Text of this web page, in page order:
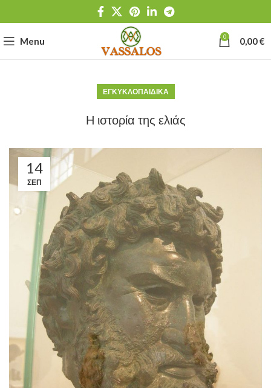
Menu 0 0,00€
ΕΓΚΥΚΛΟΠΑΙΔΙΚΆ
Η ιστορία της ελιάς
14
ΣΕΠ